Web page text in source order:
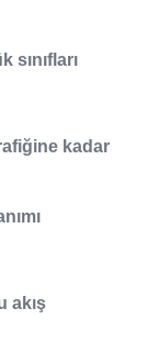
sınıfları
kadar
akış